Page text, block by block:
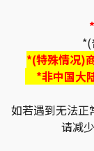
*(
*(特殊情况)
*非中国大
如若遇到无法正
请减